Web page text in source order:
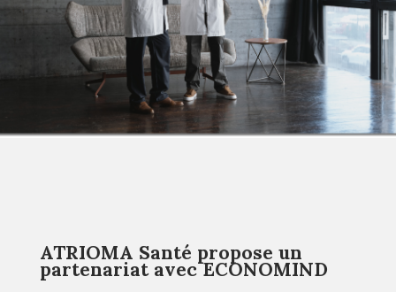
ATRIOMA Santé propose un
partenariat avec ECONOMIND